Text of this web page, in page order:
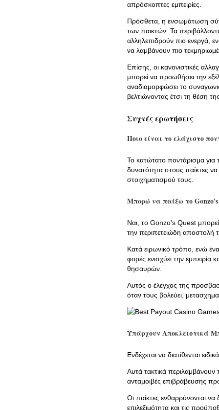
απρόσκοπτες εμπειρίες.
Πρόσθετα, η ενσωμάτωση
των παικτών. Τα
αλληλεπιδρούν πιο ενεργά,
να λαμβάνουν πιο
Επίσης, οι κανονιστικές
μπορεί να προωθήσει την
αναδιαμορφώσει το
βελτιώνοντας έτσι τη θέση
Συχνές ερωτήσεις
Ποιο είναι το ελάχιστο
Το κατώτατο ποντάρισμα για
δυνατότητα στους παίκτες
στοιχηματισμού τους.
Μπορώ να παίξω το Gonzo's
Ναι, το Gonzo's Quest μπορεί
την περιπετειώδη αποστολή
Κατά ειρωνικό τρόπο, ενώ
φορές ενισχύει την εμπειρία
θησαυρών.
Αυτός ο έλεγχος της
όταν τους βολεύει,
Υπάρχουν Αποκλειστικά
Ενδέχεται να διατίθενται
Αυτά τακτικά
ανταμοιβές επιβράβευσης
Οι παίκτες ενθαρρύνονται
επιλεξιμότητα και τις